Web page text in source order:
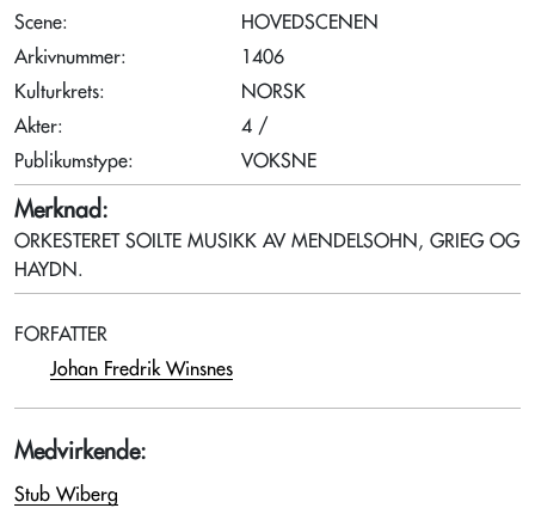
Scene:
HOVEDSCENEN
Arkivnummer:
1406
Kulturkrets:
NORSK
Akter:
4 /
Publikumstype:
VOKSNE
Merknad:
ORKESTERET SOILTE MUSIKK AV MENDELSOHN, GRIEG OG
HAYDN.
FORFATTER
Johan Fredrik Winsnes
Medvirkende:
Stub Wiberg